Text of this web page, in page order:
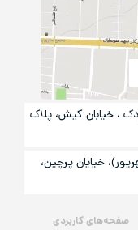
صفحه‌های کاربردی
، خیابان کیش، پلاک
خیابان شهید طارمی (۱۷ شهریور)، خیایان پرچین،